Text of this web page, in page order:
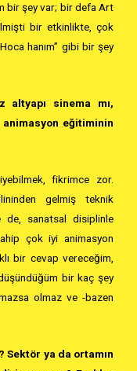
bir şey var; bir defa Art
bir etkinlikte, çok
hanım” gibi bir şey
altyapı sinema mı,
eğitiminin
fikrimce zor.
gelmiş teknik
de, sanatsal disiplinle
çok iyi animasyon
bir cevap vereceğim,
bir kaç şey
olmaz ve -bazen
Sektör ya da ortamın